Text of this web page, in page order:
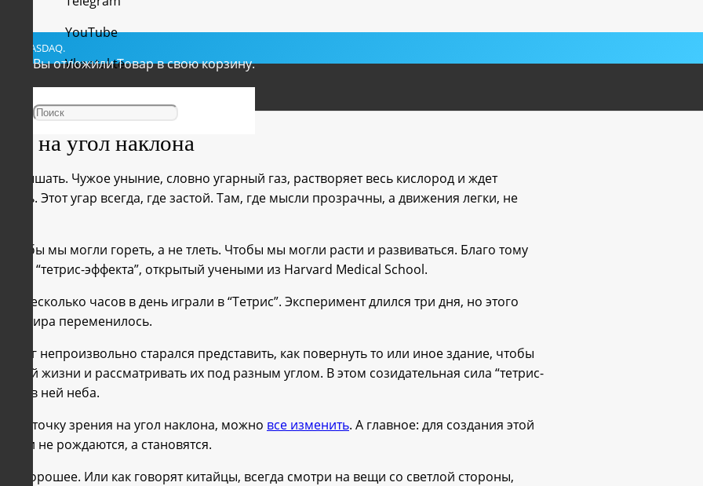
и NASDAQ.
YouTube
Vkontakte
Вы отложилиТоварв свою корзину.
на угол наклона
дышать. Чужое уныние, словно угарный газ, растворяет весь кислород и ждет
Этот угар всегда, где застой. Там, где мысли прозрачны, а движения легки, не
мы могли гореть, а не тлеть. Чтобы мы могли расти и развиваться. Благо тому
“тетрис-эффекта”, открытый учеными из Harvard Medical School.
несколько часов в день играли в “Тетрис”. Эксперимент длился три дня, но этого
мира переменилось.
непроизвольно старался представить, как повернуть то или иное здание, чтобы
жизни и рассматривать их под разным углом. В этом созидательная сила “тетрис-
в ней неба.
точку зрения на угол наклона, можно все изменить. А главное: для создания этой
не рождаются, а становятся.
хорошее. Или как говорят китайцы, всегда смотри на вещи со светлой стороны,